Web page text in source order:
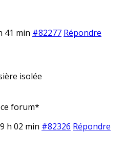
41 min #82277 Répondre
isolée
forum*
h 02 min #82326 Répondre